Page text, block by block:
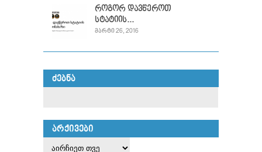
როგორ დავწეროთ
სტატიის...
ᲛᲐᲠᲢᲘ 26, 2016
ᲫᲔᲑᲜᲐ
ᲐᲠᲥᲘᲕᲔᲑᲘ